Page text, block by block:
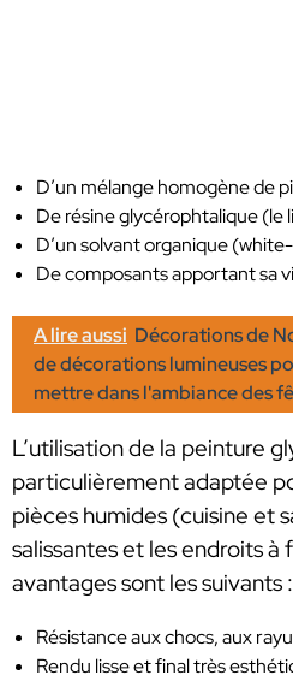
D’un mélange homogène de
De résine glycérophtalique (le
D’un solvant organique
De composants apportant sa
A lire aussi Décorations de
de décorations lumineuses
mettre dans l'ambiance des
L’utilisation de la peinture
particulièrement adaptée
pièces humides (cuisine et
salissantes et les endroits à
avantages sont les suivants :
Résistance aux chocs, aux
Rendu lisse et final très